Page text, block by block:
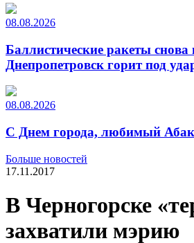
08.08.2026
Баллистические ракеты снова
Днепропетровск горит под
08.08.2026
С Днем города, любимый
Больше новостей
17.11.2017
В Черногорске
захватили мэрию